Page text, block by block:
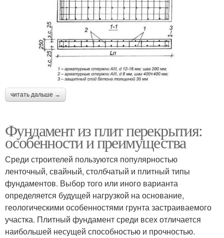
читать дальше →
Фундамент из плит перекрытия:
особенности и преимущества
Среди строителей пользуются популярностью
ленточный, свайный, столбчатый и плитный типы
фундаментов. Выбор того или иного варианта
определяется будущей нагрузкой на основание,
геологическими особенностями грунта застраиваемого
участка. Плитный фундамент среди всех отличается
наибольшей несущей способностью и прочностью.